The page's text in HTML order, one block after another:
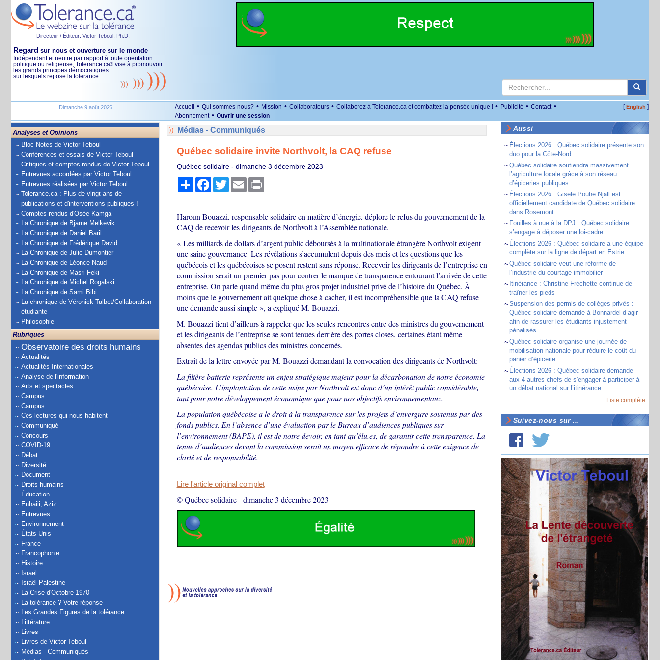
Directeur / Éditeur: Victor Teboul, Ph.D.
Regard sur nous et ouverture sur le monde
Indépendant et neutre par rapport à toute orientation
politique ou religieuse, Tolerance.ca® vise à promouvoir
les grands principes démocratiques
sur lesquels repose la tolérance.
Dimanche 9 août 2026 Accueil • Qui sommes-nous? • Mission • Collaborateurs • Collaborez à Tolerance.ca et combattez la pensée unique ! • Publicité • Contact •
Abonnement • Ouvrir une session
[English ]
Analyses et Opinions
Bloc-Notes de Victor Teboul
Conférences et essais de Victor Teboul
Critiques et comptes rendus de Victor Teboul
Entrevues accordées par Victor Teboul
Entrevues réalisées par Victor Teboul
Tolerance.ca : Plus de vingt ans de
publications et d'interventions publiques !
Comptes rendus d'Osée Kamga
La Chronique de Bjarne Melkevik
La Chronique de Daniel Baril
La Chronique de Frédérique David
La Chronique de Julie Dumontier
La Chronique de Léonce Naud
La Chronique de Masri Feki
La Chronique de Michel Rogalski
La Chronique de Sami Bibi
La chronique de Véronick Talbot/Collaboration
étudiante
Philosophie
Rubriques
Observatoire des droits humains
Actualités
Actualités Internationales
Analyse de l'information
Arts et spectacles
Campus
Campus
Ces lectures qui nous habitent
Communiqué
Concours
COVID-19
Débat
Diversité
Document
Droits humains
Éducation
Enhaili, Aziz
Entrevues
Environnement
États-Unis
France
Francophonie
Histoire
Israël
Israël-Palestine
La Crise d'Octobre 1970
La tolérance ? Votre réponse
Les Grandes Figures de la tolérance
Littérature
Livres
Livres de Victor Teboul
Médias - Communiqués
Médias - Communiqués
Québec solidaire invite Northvolt, la CAQ refuse
Québec solidaire - dimanche 3 décembre 2023
PartagerFacebook
TwitterEmail Print
Haroun Bouazzi, responsable solidaire en matière d’énergie, déplore le refus du gouvernement de la
CAQ de recevoir les dirigeants de Northvolt à l’Assemblée nationale.
« Les milliards de dollars d’argent public déboursés à la multinationale étrangère Northvolt exigent
une saine gouvernance. Les révélations s’accumulent depuis des mois et les questions que les
québécois et les québécoises se posent restent sans réponse. Recevoir les dirigeants de l’entreprise en
commission serait un premier pas pour contrer le manque de transparence entourant l’arrivée de cette
entreprise. On parle quand même du plus gros projet industriel privé de l’histoire du Québec. À
moins que le gouvernement ait quelque chose à cacher, il est incompréhensible que la CAQ refuse
une demande aussi simple », a expliqué M. Bouazzi.
M. Bouazzi tient d’ailleurs à rappeler que les seules rencontres entre des ministres du gouvernement
et les dirigeants de l’entreprise se sont tenues derrière des portes closes, certaines étant même
absentes des agendas publics des ministres concernés.
Extrait de la lettre envoyée par M. Bouazzi demandant la convocation des dirigeants de Northvolt:
La filière batterie représente un enjeu stratégique majeur pour la décarbonation de notre économie
québécoise. L’implantation de cette usine par Northvolt est donc d’un intérêt public considérable,
tant pour notre développement économique que pour nos objectifs environnementaux.
La population québécoise a le droit à la transparence sur les projets d’envergure soutenus par des
fonds publics. En l’absence d’une évaluation par le Bureau d’audiences publiques sur
l’environnement (BAPE), il est de notre devoir, en tant qu’élu.es, de garantir cette transparence. La
tenue d’audiences devant la commission serait un moyen efficace de répondre à cette exigence de
clarté et de responsabilité.
Lire l'article original complet
© Québec solidaire-dimanche 3 décembre 2023
Aussi
~ Élections 2026 : Québec solidaire présente son
duo pour la Côte-Nord
~Québec solidaire soutiendra massivement
l’agriculture locale grâce à son réseau
d’épiceries publiques
~ Élections 2026 : Gisèle Pouhe Njall est
officiellement candidate de Québec solidaire
dans Rosemont
~ Fouilles à nue à la DPJ : Québec solidaire
s’engage à déposer une loi-cadre
~ Élections 2026 : Québec solidaire a une équipe
complète sur la ligne de départ en Estrie
~Québec solidaire veut une réforme de
l’industrie du courtage immobilier
~ Itinérance : Christine Fréchette continue de
traîner les pieds
~Suspension des permis de collèges privés :
Québec solidaire demande à Bonnardel d’agir
afin de rassurer les étudiants injustement
pénalisés.
~Québec solidaire organise une journée de
mobilisation nationale pour réduire le coût du
panier d’épicerie
~ Élections 2026 : Québec solidaire demande
aux 4 autres chefs de s’engager à participer à
un débat national sur l’itinérance
Liste complète
Suivez-nous sur ...